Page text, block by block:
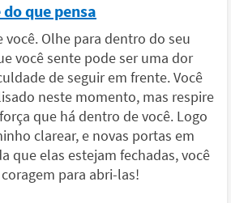
que pensa
Olhe para dentro do seu
você sente pode ser uma dor
de seguir em frente. Você
neste momento, mas respire
que há dentro de você. Logo
clarear, e novas portas em
que elas estejam fechadas, você
para abri-las!